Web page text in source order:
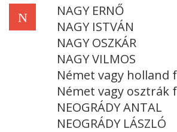
N
NAGY ERNŐ
NAGY ISTVÁN
NAGY OSZKÁR
NAGY VILMOS
Német vagy holland
Német vagy osztrák
NEOGRÁDY ANTAL
NEOGRÁDY LÁSZLÓ